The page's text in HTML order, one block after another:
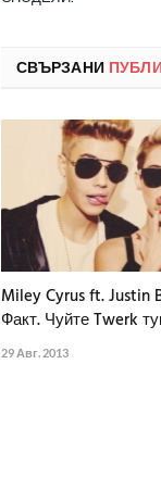
СВЪРЗАНИ
Miley Cyrus ft. Justin
Факт. Чуйте Twerk
29 Авг. 2013